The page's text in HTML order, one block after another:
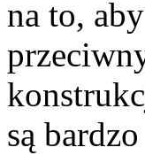
na to,
są